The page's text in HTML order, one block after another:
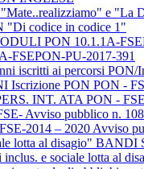
e "La
codice in codice 1"
PON 10.1.1A-
FSEPON-PU-2017-391
iscritti ai percorsi PON/
PON PON -
INT. ATA PON -
Avviso pubblico n.
2014 – 2020 Avviso
lotta al disagio"
inclus. e sociale lotta al